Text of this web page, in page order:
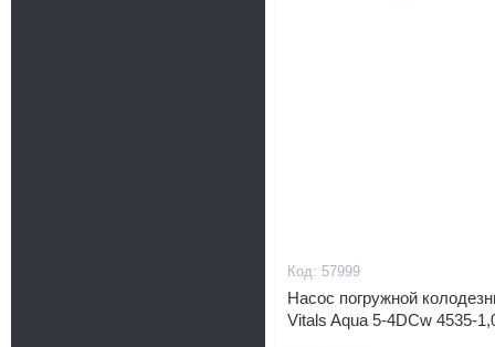
57999
Насос погружной
Vitals Aqua 5-4DCw 4535-